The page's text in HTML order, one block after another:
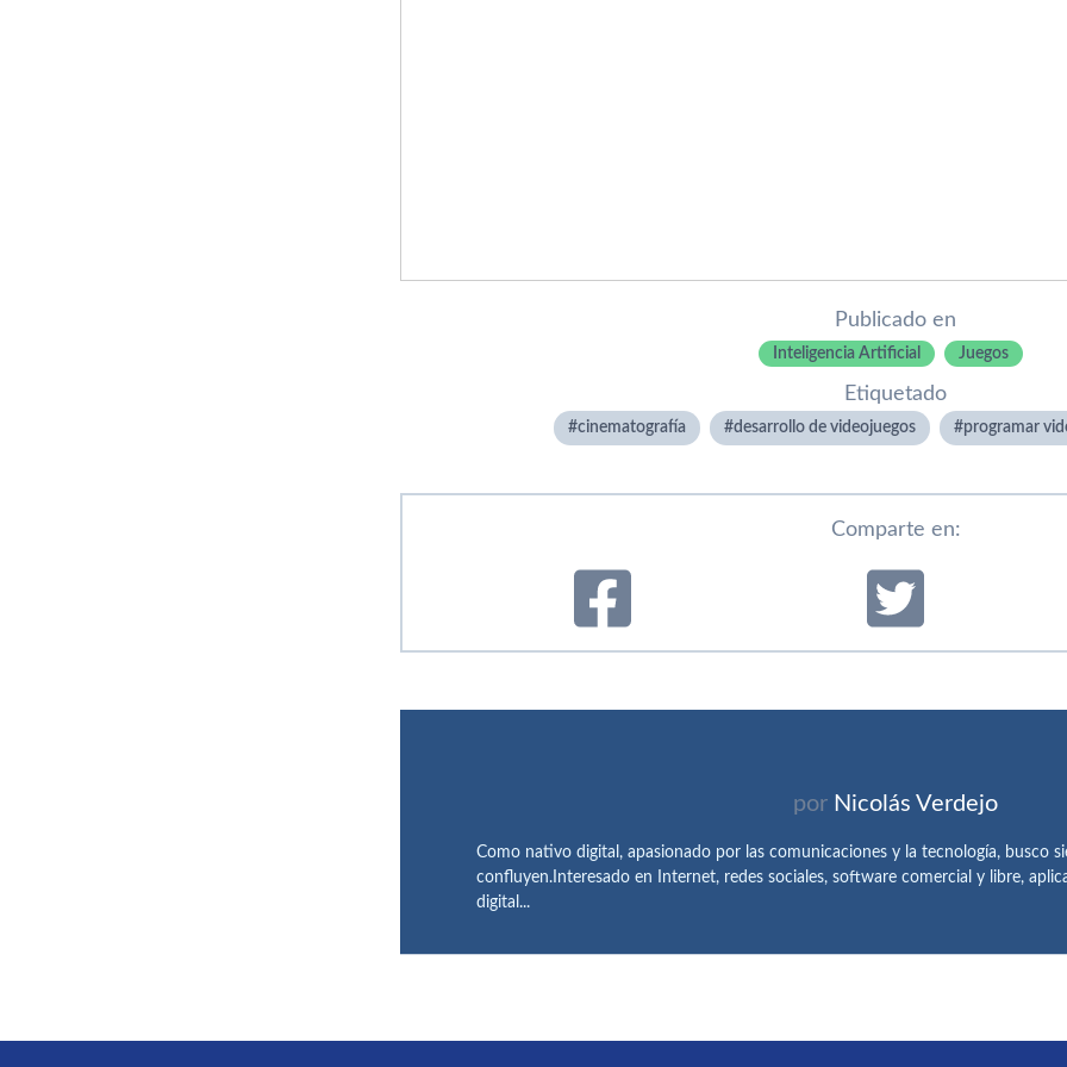
Publicado en
Inteligencia Artificial Juegos
Etiquetado
cinematografí­a desarrollo de videojuegos programar
Comparte en:
por Nicolás Verdejo
Como nativo digital, apasionado por las comunicaciones y la tecnología, busco
confluyen.Interesado en Internet, redes sociales, software comercial y libre,
digital...